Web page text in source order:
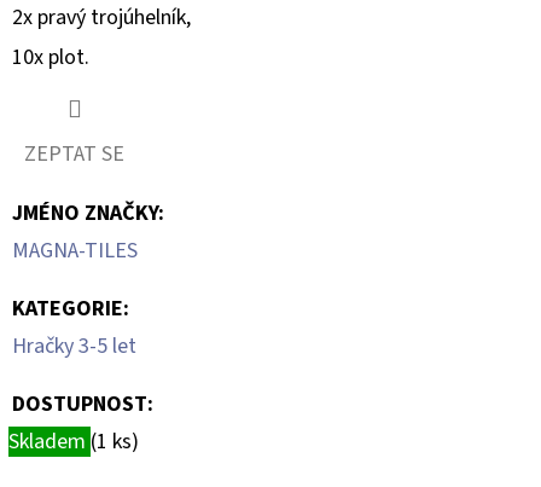
2x pravý trojúhelník,
10x plot.
ZEPTAT SE
JMÉNO ZNAČKY:
MAGNA-TILES
KATEGORIE:
Hračky 3-5 let
DOSTUPNOST:
Skladem (1 ks)